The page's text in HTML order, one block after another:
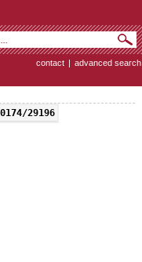
contact | advanced search
29196